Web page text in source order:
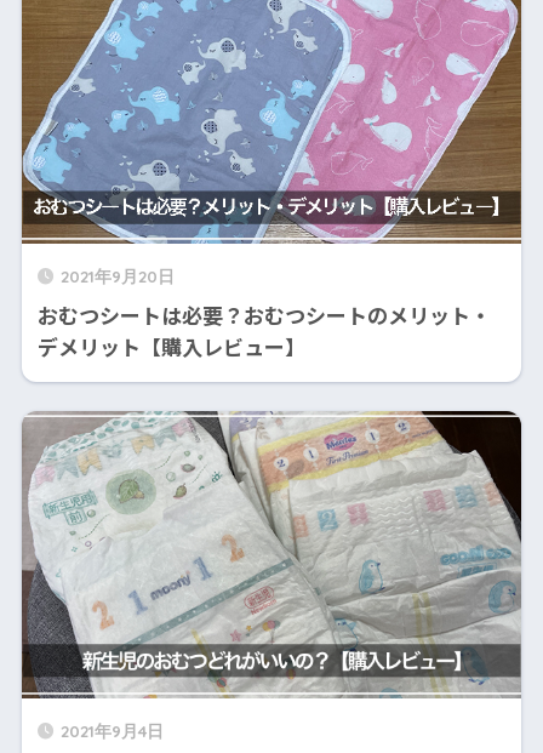
2021年9月20日
おむつシートは必要？おむつシートのメリット・
デメリット【購入レビュー】
2021年9月4日